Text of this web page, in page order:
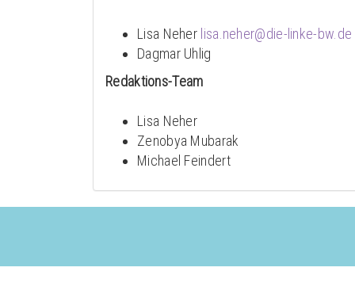
Lisa Neher lisa.neher@die-linke-bw.de
Dagmar Uhlig
Redaktions-Team
Lisa Neher
Zenobya Mubarak
Michael Feindert